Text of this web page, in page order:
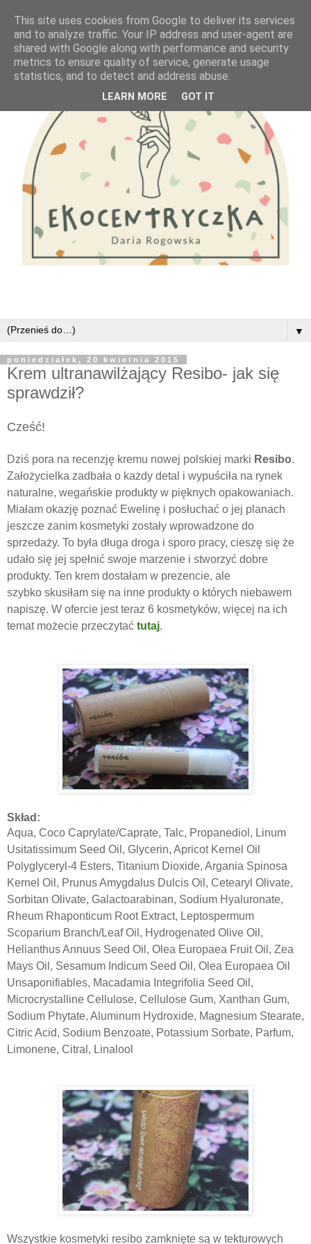
▼
poniedziałek, 20 kwietnia 2015
Krem ultranawilżający Resibo- jak się
sprawdził?
Cześć!
Dziś pora na recenzję kremu nowej polskiej marki Resibo.
Założycielka zadbała o każdy detal i wypuściła na rynek
naturalne, wegańskie produkty w pięknych opakowaniach.
Miałam okazję poznać Ewelinę i posłuchać o jej planach
jeszcze zanim kosmetyki zostały wprowadzone do
sprzedaży. To była długa droga i sporo pracy, cieszę się że
udało się jej spełnić swoje marzenie i stworzyć dobre
produkty. Ten krem dostałam w prezencie, ale
szybko skusiłam się na inne produkty o których niebawem
napiszę. W ofercie jest teraz 6 kosmetyków, więcej na ich
temat możecie przeczytać tutaj.
Skład:
Aqua, Coco Caprylate/Caprate, Talc, Propanediol, Linum
Usitatissimum Seed Oil, Glycerin, Apricot Kernel Oil
Polyglyceryl-4 Esters, Titanium Dioxide, Argania Spinosa
Kernel Oil, Prunus Amygdalus Dulcis Oil, Cetearyl Olivate,
Sorbitan Olivate, Galactoarabinan, Sodium Hyaluronate,
Rheum Rhaponticum Root Extract, Leptospermum
Scoparium Branch/Leaf Oil, Hydrogenated Olive Oil,
Helianthus Annuus Seed Oil, Olea Europaea Fruit Oil, Zea
Mays Oil, Sesamum Indicum Seed Oil, Olea Europaea Oil
Unsaponifiables, Macadamia Integrifolia Seed Oil,
Microcrystalline Cellulose, Cellulose Gum, Xanthan Gum,
Sodium Phytate, Aluminum Hydroxide, Magnesium Stearate,
Citric Acid, Sodium Benzoate, Potassium Sorbate, Parfum,
Limonene, Citral, Linalool
Wszystkie kosmetyki resibo zamknięte są w tekturowych
This site uses cookies from Google to deliver its services
and to analyze traffic. Your IP address and user-agent are
shared with Google along with performance and security
metrics to ensure quality of service, generate usage
statistics, and to detect and address abuse.
LEARN MORE GOT IT